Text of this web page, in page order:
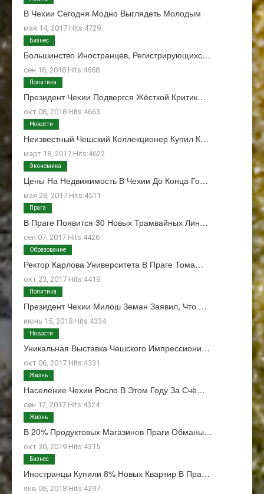
В Чехии Сегодня Модно Выглядеть Молодым
мая 14, 2017 Hits:4729
Большинство Иностранцев, Регистрирующихс…
сен 16, 2018 Hits:4668
Бизнес
Президент Чехии Подвергся Жёсткой Критик…
окт 08, 2018 Hits:4663
Политика
Неизвестный Чешский Коллекционер Купил К…
март 18, 2017 Hits:4622
Новости
Цены На Недвижимость В Чехии До Конца Го…
мая 28, 2017 Hits:4511
Экономика
В Праге Появится 30 Новых Трамвайных Лин…
сен 07, 2017 Hits:4426
Прага
Ректор Карлова Университета В Праге Тома…
окт 23, 2017 Hits:4419
Образование
Президент Чехии Милош Земан Заявил, Что …
июнь 15, 2018 Hits:4334
Политика
Уникальная Выставка Чешского Импрессиони…
окт 06, 2017 Hits:4331
Новости
Население Чехии Росло В Этом Году За Счё…
сен 12, 2017 Hits:4324
Жизнь
В 20% Продуктовых Магазинов Праги Обманы…
окт 30, 2019 Hits:4315
Жизнь
Иностранцы Купили 8% Новых Квартир В Пра…
янв 06, 2018 Hits:4297
Бизнес